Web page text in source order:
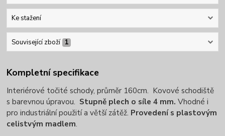
Ke stažení
Související zboží 1
Kompletní specifikace
Interiérové točité schody, průměr 160cm. Kovové schodiště
s barevnou úpravou. Stupně plech o síle 4 mm. Vhodné i
pro industriální použití a větší zátěž. Provedení s plastovým
celistvým madlem.